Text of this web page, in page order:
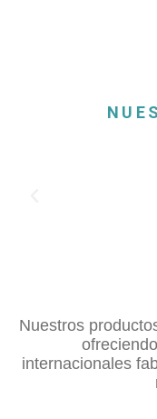
Nuestros
internacionales